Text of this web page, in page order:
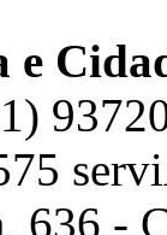
e
636 -